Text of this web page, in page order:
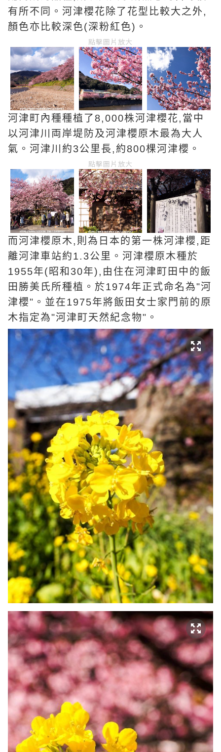
有所不同。河津櫻花除了花型比較大之外,
顏色亦比較深色(深粉紅色)。
點擊圖片放大
河津町內種種植了8,000株河津櫻花,當中
以河津川両岸堤防及河津櫻原木最為大人
氣。河津川約3公里長,約800棵河津櫻。
點擊圖片放大
而河津櫻原木,則為日本的第一株河津櫻,距
離河津車站約1.3公里。河津櫻原木種於
1955年(昭和30年),由住在河津町田中的飯
田勝美氏所種植。於1974年正式命名為"河
津櫻"。並在1975年將飯田女士家門前的原
木指定為"河津町天然紀念物"。